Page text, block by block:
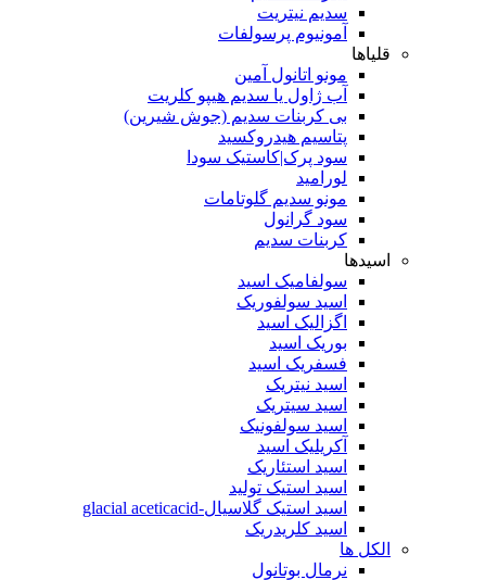
سدیم نیتریت
آمونیوم پرسولفات
قلیاها
مونو اتانول آمین
آب ژاول یا سدیم هیپو کلریت
بی کربنات سدیم (جوش شیرین)
پتاسیم هیدروکسید
سود پرک|کاستیک سودا
لورامید
مونو سدیم گلوتامات
سود گرانول
کربنات سدیم
اسیدها
سولفامیک اسید
اسید سولفوریک
اگزالیک اسید
بوریک اسید
فسفریک اسید
اسید نیتریک
اسید سیتریک
اسید سولفونیک
آکریلیک اسید
اسید استئاریک
اسید استیک تولید
اسید استیک گلاسیال-glacial aceticacid
اسید کلریدریک
الکل ها
نرمال بوتانول